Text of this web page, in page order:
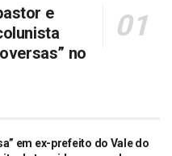
e
no
em ex-prefeito do Vale do